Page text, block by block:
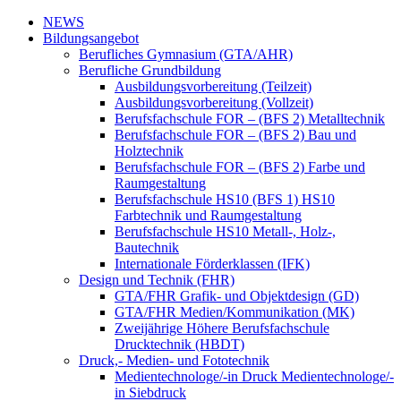
NEWS
Bildungsangebot
Berufliches Gymnasium (GTA/AHR)
Berufliche Grundbildung
Ausbildungsvorbereitung (Teilzeit)
Ausbildungsvorbereitung (Vollzeit)
Berufsfachschule FOR – (BFS 2) Metalltechnik
Berufsfachschule FOR – (BFS 2) Bau und
Holztechnik
Berufsfachschule FOR – (BFS 2) Farbe und
Raumgestaltung
Berufsfachschule HS10 (BFS 1) HS10
Farbtechnik und Raumgestaltung
Berufsfachschule HS10 Metall-, Holz-,
Bautechnik
Internationale Förderklassen (IFK)
Design und Technik (FHR)
GTA/FHR Grafik- und Objektdesign (GD)
GTA/FHR Medien/Kommunikation (MK)
Zweijährige Höhere Berufsfachschule
Drucktechnik (HBDT)
Druck,- Medien- und Fototechnik
Medientechnologe/-in Druck Medientechnologe/-
in Siebdruck